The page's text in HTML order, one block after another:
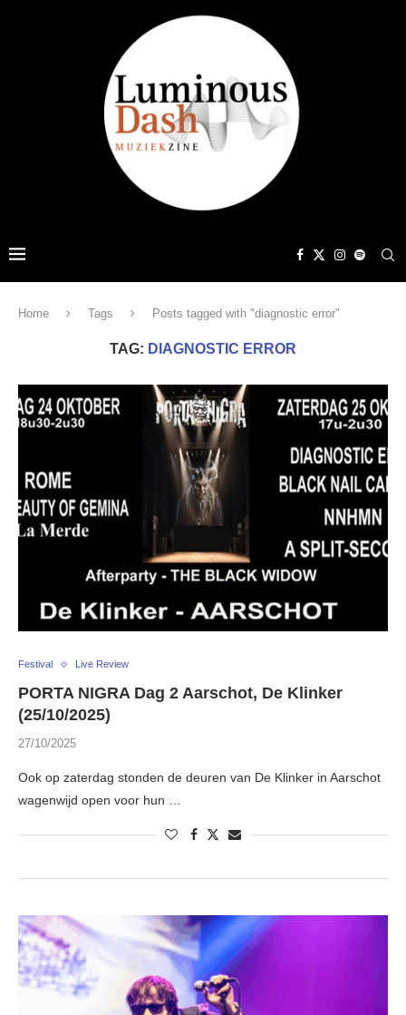
Home Tags Posts tagged with "diagnostic error"
TAG: DIAGNOSTIC ERROR
Festival Live Review
PORTA NIGRA Dag 2 Aarschot, De Klinker
(25/10/2025)
27/10/2025
Ook op zaterdag stonden de deuren van De Klinker in Aarschot
wagenwijd open voor hun …